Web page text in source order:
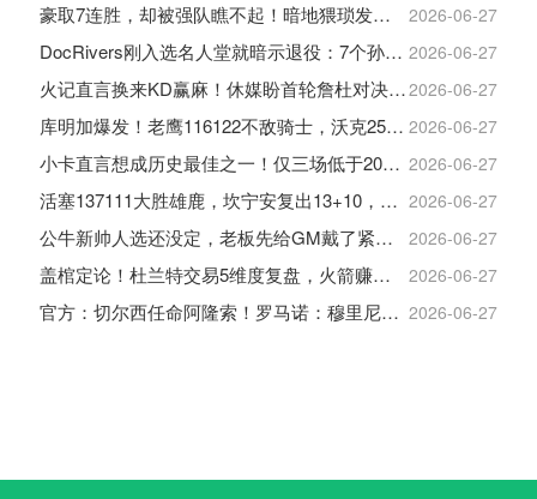
豪取7连胜，却被强队瞧不起！暗地猥琐发育，雷霆卫冕的劲敌来了 2026-06-27
DocRivers刚入选名人堂就暗示退役：7个孙辈等不起了 2026-06-27
火记直言换来KD赢麻！休媒盼首轮詹杜对决：湖人内部生嫌隙利火箭2026-06-27
库明加爆发！老鹰116122不敌骑士，沃克25+4+2+2，约翰逊12+11+6 2026-06-27
小卡直言想成历史最佳之一！仅三场低于20+入巅峰保底最佳三阵 2026-06-27
活塞137111大胜雄鹿，坎宁安复出13+10，杜伦21分9板 2026-06-27
公牛新帅人选还没定，老板先给GM戴了紧箍咒 2026-06-27
盖棺定论！杜兰特交易5维度复盘，火箭赚大了，太阳只赢在未来 2026-06-27
官方：切尔西任命阿隆索！罗马诺：穆里尼奥对重返皇马感到激动！ 2026-06-27